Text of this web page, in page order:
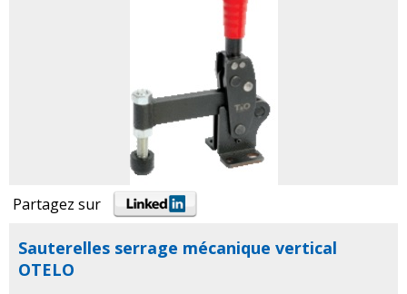
Partagez sur
Sauterelles serrage mécanique vertical
OTELO